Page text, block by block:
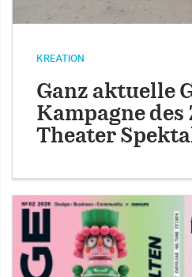
KREATION
Ganz aktuelle
Kampagne des
Theater